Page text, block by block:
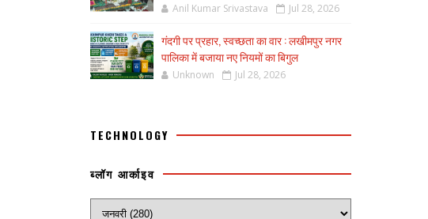
Anil Kumar Srivastava Jul 28, 2026
गंदगी पर प्रहार, स्वच्छता का वार : लखीमपुर नगर
पालिका में बजाया नए नियमों का बिगुल
Unknown Jul 28, 2026
TECHNOLOGY
ब्लॉग आर्काइव